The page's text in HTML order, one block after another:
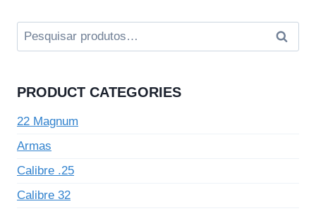
Pesquisar
por:
PRODUCT CATEGORIES
22 Magnum
Armas
Calibre .25
Calibre 32